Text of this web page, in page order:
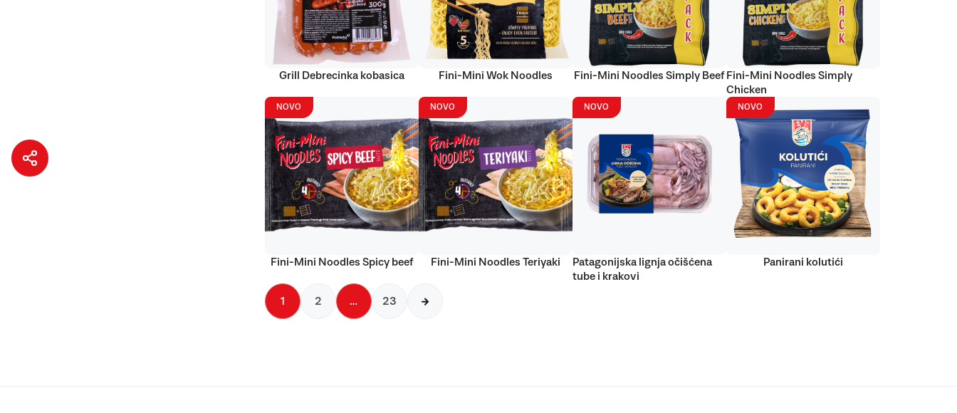
Grill Debrecinka kobasica Fini-Mini Wok Noodles Fini-Mini Noodles Simply Beef Fini-Mini Noodles Simply
Chicken
NOVO
Fini-Mini Noodles Spicy beef
NOVO
Fini-Mini Noodles Teriyaki
NOVO
Patagonijska lignja očišćena
tube i krakovi
NOVO
Panirani kolutići
1 2 … 23